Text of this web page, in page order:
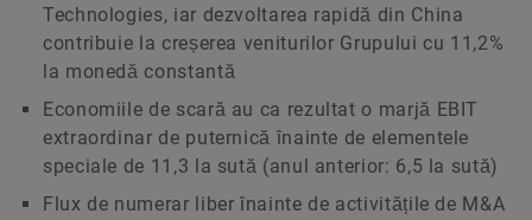
Technologies, iar dezvoltarea rapidă din China
contribuie la creșerea veniturilor Grupului cu 11,2%
la monedă constantă
Economiile de scară au ca rezultat o marjă EBIT
extraordinar de puternică înainte de elementele
speciale de 11,3 la sută (anul anterior: 6,5 la sută)
Flux de numerar liber înainte de activitățile de M&A